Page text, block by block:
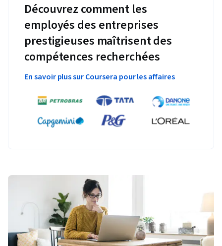
Découvrez comment les
employés des entreprises
prestigieuses maîtrisent des
compétences recherchées
En savoir plus sur Coursera pour les affaires